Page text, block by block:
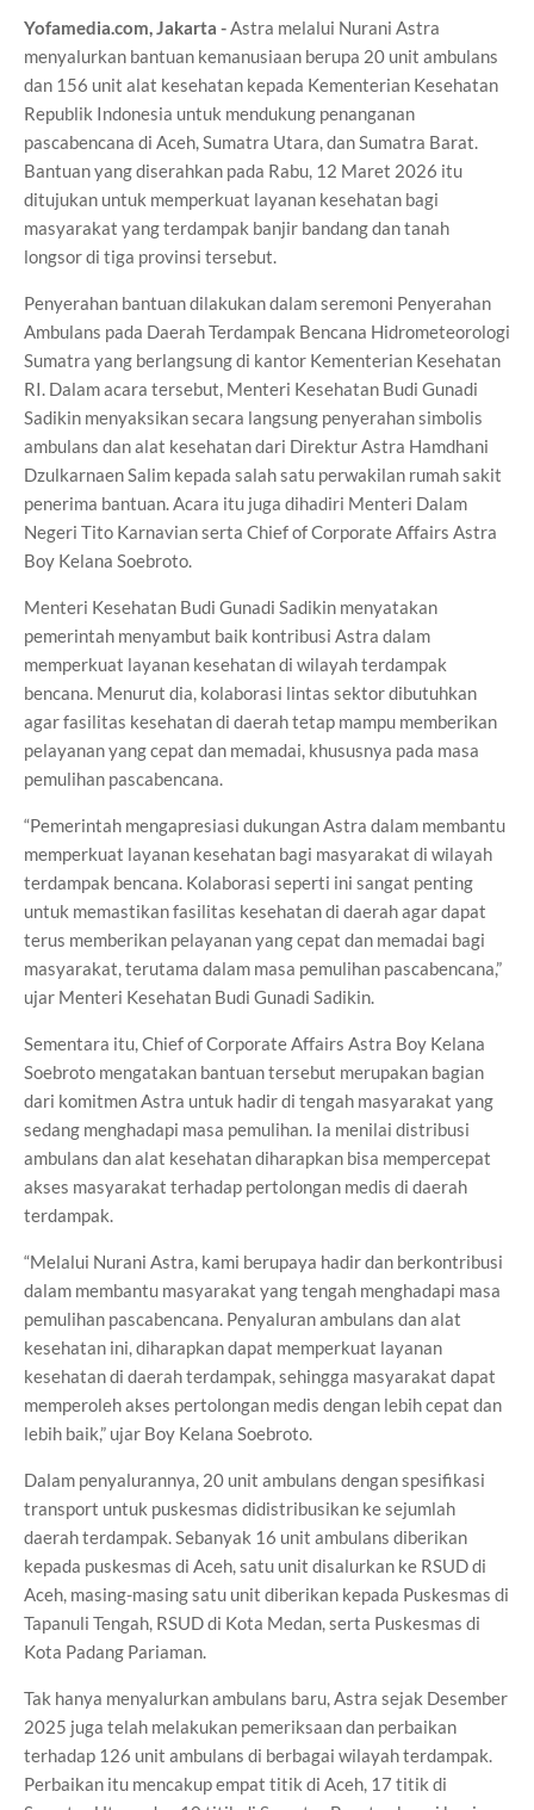
Yofamedia.com, Jakarta -Astra melalui Nurani Astra
menyalurkan bantuan kemanusiaan berupa 20 unit ambulans
dan 156 unit alat kesehatan kepada Kementerian Kesehatan
Republik Indonesia untuk mendukung penanganan
pascabencana di Aceh, Sumatra Utara, dan Sumatra Barat.
Bantuan yang diserahkan pada Rabu, 12 Maret 2026 itu
ditujukan untuk memperkuat layanan kesehatan bagi
masyarakat yang terdampak banjir bandang dan tanah
longsor di tiga provinsi tersebut.
Penyerahan bantuan dilakukan dalam seremoni Penyerahan
Ambulans pada Daerah Terdampak Bencana Hidrometeorologi
Sumatra yang berlangsung di kantor Kementerian Kesehatan
RI. Dalam acara tersebut, Menteri Kesehatan Budi Gunadi
Sadikin menyaksikan secara langsung penyerahan simbolis
ambulans dan alat kesehatan dari Direktur Astra Hamdhani
Dzulkarnaen Salim kepada salah satu perwakilan rumah sakit
penerima bantuan. Acara itu juga dihadiri Menteri Dalam
Negeri Tito Karnavian serta Chief of Corporate Affairs Astra
Boy Kelana Soebroto.
Menteri Kesehatan Budi Gunadi Sadikin menyatakan
pemerintah menyambut baik kontribusi Astra dalam
memperkuat layanan kesehatan di wilayah terdampak
bencana. Menurut dia, kolaborasi lintas sektor dibutuhkan
agar fasilitas kesehatan di daerah tetap mampu memberikan
pelayanan yang cepat dan memadai, khususnya pada masa
pemulihan pascabencana.
“Pemerintah mengapresiasi dukungan Astra dalam membantu
memperkuat layanan kesehatan bagi masyarakat di wilayah
terdampak bencana. Kolaborasi seperti ini sangat penting
untuk memastikan fasilitas kesehatan di daerah agar dapat
terus memberikan pelayanan yang cepat dan memadai bagi
masyarakat, terutama dalam masa pemulihan pascabencana,”
ujar Menteri Kesehatan Budi Gunadi Sadikin.
Sementara itu, Chief of Corporate Affairs Astra Boy Kelana
Soebroto mengatakan bantuan tersebut merupakan bagian
dari komitmen Astra untuk hadir di tengah masyarakat yang
sedang menghadapi masa pemulihan. Ia menilai distribusi
ambulans dan alat kesehatan diharapkan bisa mempercepat
akses masyarakat terhadap pertolongan medis di daerah
terdampak.
“Melalui Nurani Astra, kami berupaya hadir dan berkontribusi
dalam membantu masyarakat yang tengah menghadapi masa
pemulihan pascabencana. Penyaluran ambulans dan alat
kesehatan ini, diharapkan dapat memperkuat layanan
kesehatan di daerah terdampak, sehingga masyarakat dapat
memperoleh akses pertolongan medis dengan lebih cepat dan
lebih baik,” ujar Boy Kelana Soebroto.
Dalam penyalurannya, 20 unit ambulans dengan spesifikasi
transport untuk puskesmas didistribusikan ke sejumlah
daerah terdampak. Sebanyak 16 unit ambulans diberikan
kepada puskesmas di Aceh, satu unit disalurkan ke RSUD di
Aceh, masing-masing satu unit diberikan kepada Puskesmas di
Tapanuli Tengah, RSUD di Kota Medan, serta Puskesmas di
Kota Padang Pariaman.
Tak hanya menyalurkan ambulans baru, Astra sejak Desember
2025 juga telah melakukan pemeriksaan dan perbaikan
terhadap 126 unit ambulans di berbagai wilayah terdampak.
Perbaikan itu mencakup empat titik di Aceh, 17 titik di